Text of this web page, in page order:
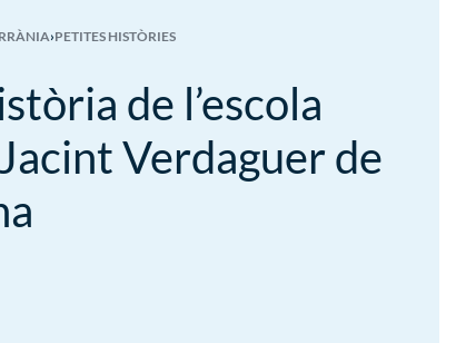
›PETITES HISTÒRIES
de l’escola
Verdaguer de